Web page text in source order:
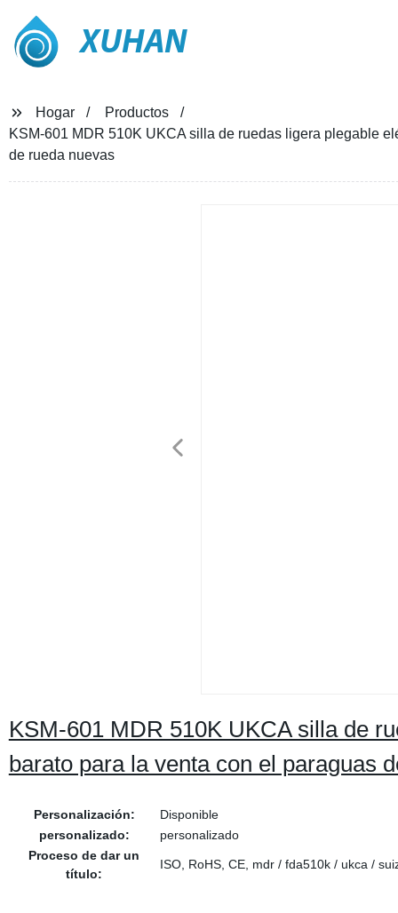
XUHAN
Hogar
Productos
KSM-601 MDR 510K UKCA silla de ruedas ligera plegable
de rueda nuevas
KSM-601 MDR 510K UKCA silla de
barato para la venta con el paraguas
Personalización:
Disponible
personalizado:
personalizado
Proceso de dar un
título:
ISO, RoHS, CE, mdr / fda510k / ukca /